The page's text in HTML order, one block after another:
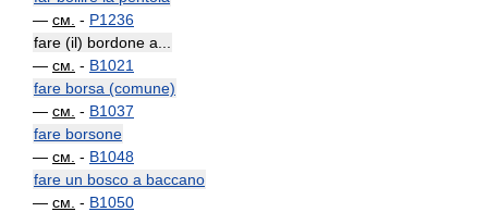
— см. - P1236
fare (il) bordone a...
— см. - B1021
fare borsa (comune)
— см. - B1037
fare borsone
— см. - B1048
fare un bosco a baccano
— см. - B1050